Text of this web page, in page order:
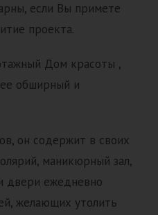
если Вы примете
проекта.
Дом красоты ,
обширный и
он содержит в своих
маникюрный зал,
двери ежедневно
желающих утолить